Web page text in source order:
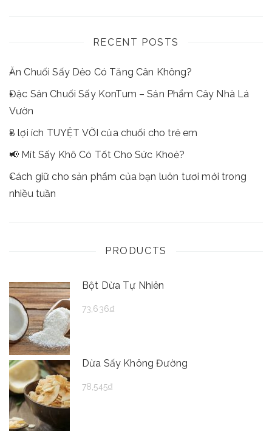
RECENT POSTS
Ăn Chuối Sấy Dẻo Có Tăng Cân Không?
Đặc Sản Chuối Sấy KonTum – Sản Phẩm Cây Nhà Lá
Vườn
8 lợi ích TUYỆT VỜI của chuối cho trẻ em
📢 Mít Sấy Khô Có Tốt Cho Sức Khoẻ?
Cách giữ cho sản phẩm của bạn luôn tươi mới trong
nhiều tuần
PRODUCTS
Bột Dừa Tự Nhiên
73,636₫
Dừa Sấy Không Đường
78,545₫